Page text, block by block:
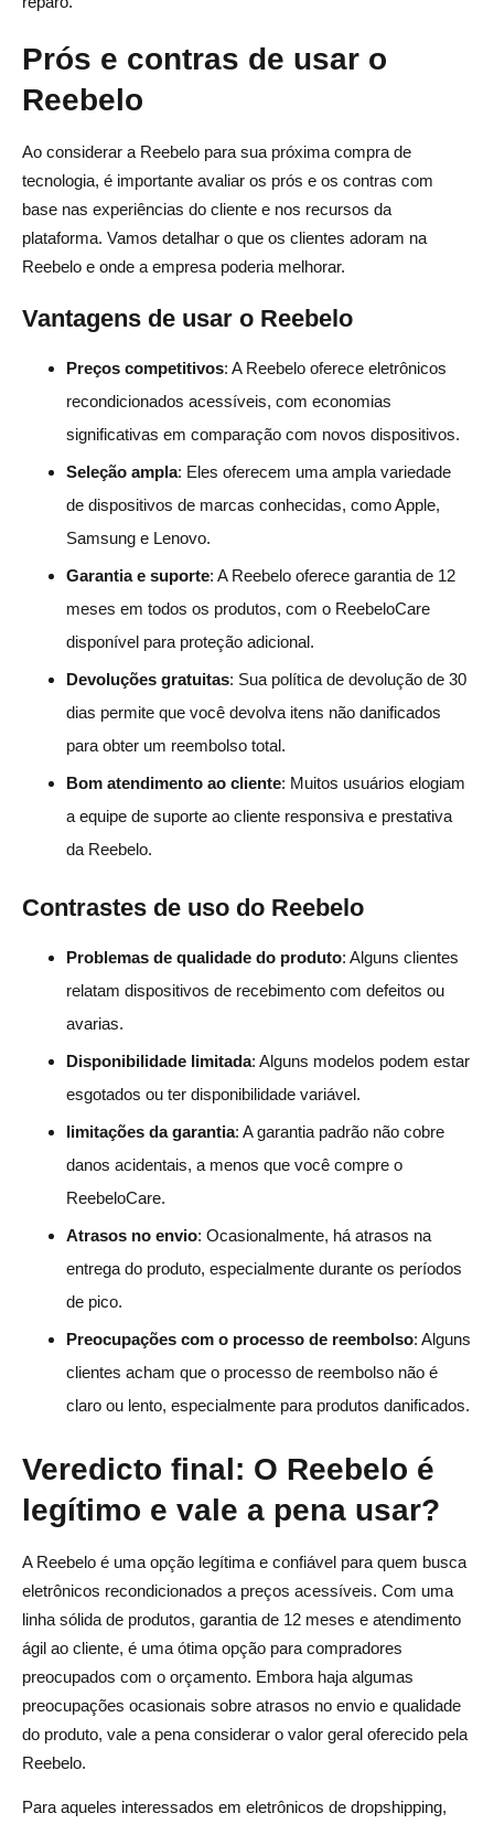
Prós e contras de usar o
Reebelo
Ao considerar a Reebelo para sua próxima compra de
tecnologia, é importante avaliar os prós e os contras com
base nas experiências do cliente e nos recursos da
plataforma. Vamos detalhar o que os clientes adoram na
Reebelo e onde a empresa poderia melhorar.
Vantagens de usar o Reebelo
Preços competitivos: A Reebelo oferece eletrônicos
recondicionados acessíveis, com economias
significativas em comparação com novos dispositivos.
Seleção ampla: Eles oferecem uma ampla variedade
de dispositivos de marcas conhecidas, como Apple,
Samsung e Lenovo.
Garantia e suporte: A Reebelo oferece garantia de 12
meses em todos os produtos, com o ReebeloCare
disponível para proteção adicional.
Devoluções gratuitas: Sua política de devolução de 30
dias permite que você devolva itens não danificados
para obter um reembolso total.
Bom atendimento ao cliente: Muitos usuários elogiam
a equipe de suporte ao cliente responsiva e prestativa
da Reebelo.
Contrastes de uso do Reebelo
Problemas de qualidade do produto: Alguns clientes
relatam dispositivos de recebimento com defeitos ou
avarias.
Disponibilidade limitada: Alguns modelos podem estar
esgotados ou ter disponibilidade variável.
limitações da garantia: A garantia padrão não cobre
danos acidentais, a menos que você compre o
ReebeloCare.
Atrasos no envio: Ocasionalmente, há atrasos na
entrega do produto, especialmente durante os períodos
de pico.
Preocupações com o processo de reembolso: Alguns
clientes acham que o processo de reembolso não é
claro ou lento, especialmente para produtos danificados.
Veredicto final: O Reebelo é
legítimo e vale a pena usar?
A Reebelo é uma opção legítima e confiável para quem busca
eletrônicos recondicionados a preços acessíveis. Com uma
linha sólida de produtos, garantia de 12 meses e atendimento
ágil ao cliente, é uma ótima opção para compradores
preocupados com o orçamento. Embora haja algumas
preocupações ocasionais sobre atrasos no envio e qualidade
do produto, vale a pena considerar o valor geral oferecido pela
Reebelo.
Para aqueles interessados em eletrônicos de dropshipping,